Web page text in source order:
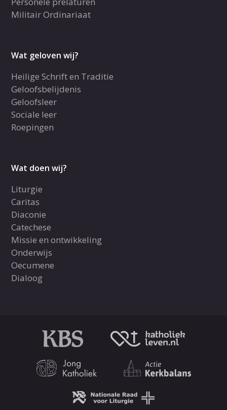
Militair Ordinariaat
Wat geloven wij?
Heilige Schrift en Traditie
Geloofsbelijdenis
Geloofsleer
Sociale leer
Roepingen
Wat doen wij?
Liturgie
Caritas
Diaconie
Catechese
Missie en ontwikkeling
Onderwijs
Oecumene
Dialoog